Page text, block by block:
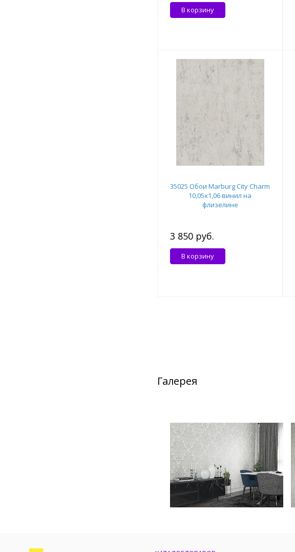
В корзину
35025 Обои Marburg City Charm
10,05x1,06 винил на
флизелине
3 850 руб.
В корзину
Галерея